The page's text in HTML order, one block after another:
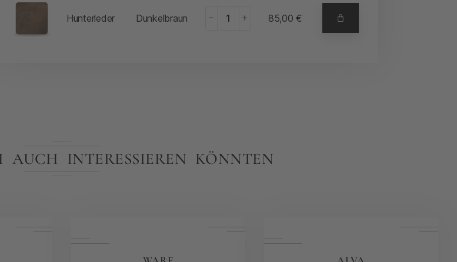
Hunterleder Dunkelbraun
- + 85,00€
INTERESSIEREN KÖNNTEN